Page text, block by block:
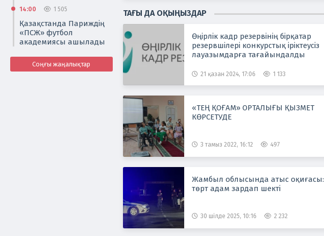
14:00 1 505
Қазақстанда Париждің
«ПСЖ» футбол
академиясы ашылады
Соңғы жаңалықтар
ТАҒЫ ДА ОҚЫҢЫЗДАР
Өңірлік кадр резервінің бірқатар
резервшілері конкурстық іріктеусіз
лауазымдарға тағайындалды
21 қазан 2024, 17:06 1 133
«ТЕҢ ҚОҒАМ» ОРТАЛЫҒЫ ҚЫЗМЕТ
КӨРСЕТУДЕ
3 тамыз 2022, 16:12 497
Жамбыл облысында атыс оқиғасы:
төрт адам зардап шекті
30 шілде 2025, 10:16 2 232